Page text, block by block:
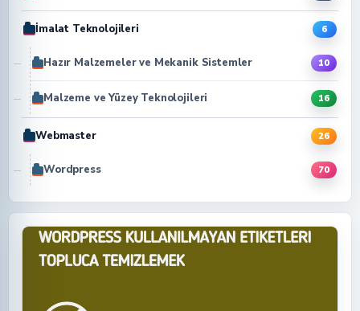
İmalat Teknolojileri 6
Hazır Malzemeler ve Mekanik Sistemler 10
Malzeme ve Yüzey Teknolojileri 16
Webmaster 26
Wordpress 70